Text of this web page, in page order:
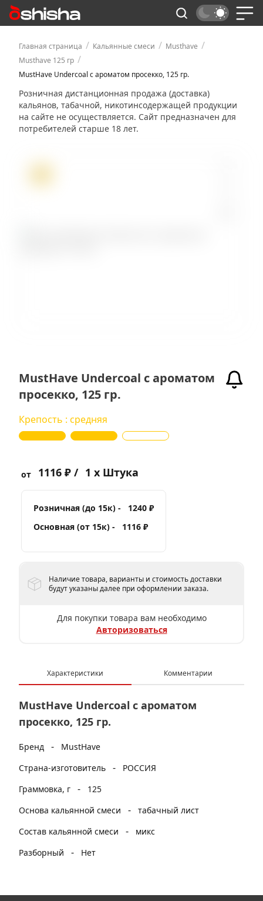
Главная страница / Кальянные смеси / Musthave /
Musthave 125 гр /
MustHave Undercoal с ароматом просекко, 125 гр.
Розничная дистанционная продажа (доставка)
кальянов, табачной, никотинсодержащей продукции
на сайте не осуществляется. Сайт предназначен для
потребителей старше 18 лет.
MustHave Undercoal с ароматом
просекко, 125 гр.
Крепость : средняя
от 1116 ₽ / 1 x Штука
Розничная (до 15к) -
1240 ₽
Основная (от 15к) -
1116 ₽
Наличие товара, варианты и стоимость доставки
будут указаны далее при оформлении заказа.
Для покупки товара вам необходимо
Авторизоваться
Характеристики Комментарии
MustHave Undercoal с ароматом
просекко, 125 гр.
Бренд -
MustHave
Страна-изготовитель
-
РОССИЯ
Граммовка, г
-
125
Основа кальянной смеси
- табачный лист
Состав кальянной смеси
-
микс
Разборный
- Нет